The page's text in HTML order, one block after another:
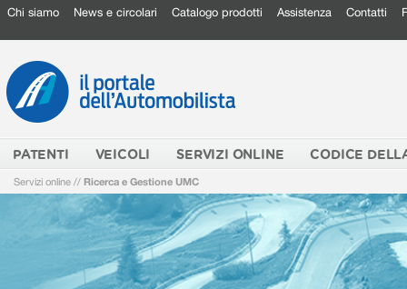
Chi siamo News e circolari Catalogo prodotti Assistenza Contatti
PATENTI VEICOLI SERVIZI ONLINE CODICE
Servizi online // Ricerca e Gestione UMC